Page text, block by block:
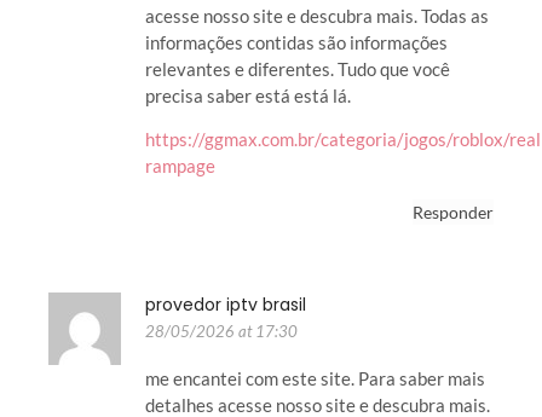
acesse nosso site e descubra mais. Todas as
informações contidas são informações
relevantes e diferentes. Tudo que você
precisa saber está está lá.
https://ggmax.com.br/categoria/jogos/roblox/
rampage
Responder
provedor iptv brasil
28/05/2026 at 17:30
me encantei com este site. Para saber mais
detalhes acesse nosso site e descubra mais.